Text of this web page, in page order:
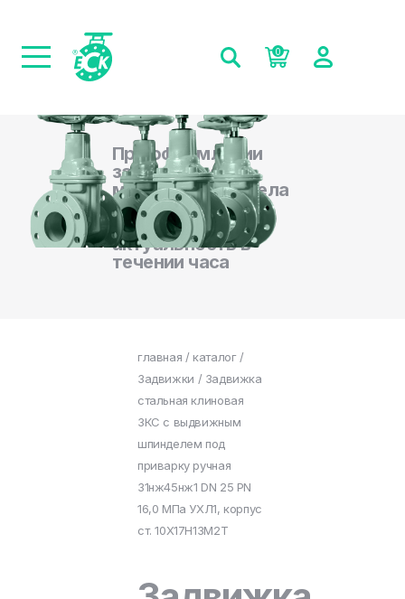
0
При оформлении
заказа на сайте,
менеджеры отдела
продаж
подтверждают
актуальность в
течении часа
главная / каталог/
Задвижки / Задвижка
стальная клиновая
ЗКС с выдвижным
шпинделем под
приварку ручная
31нж45нж1 DN 25 PN
16,0 МПа УХЛ1, корпус
ст. 10Х17Н13М2Т